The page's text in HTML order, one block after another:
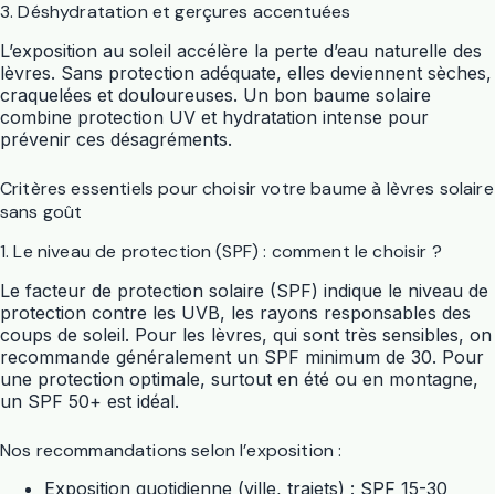
3. Déshydratation et gerçures accentuées
L’exposition au soleil accélère la perte d’eau naturelle des
lèvres. Sans protection adéquate, elles deviennent sèches,
craquelées et douloureuses. Un bon baume solaire
combine protection UV et hydratation intense pour
prévenir ces désagréments.
Critères essentiels pour choisir votre baume à lèvres solaire
sans goût
1. Le niveau de protection (SPF) : comment le choisir ?
Le facteur de protection solaire (SPF) indique le niveau de
protection contre les UVB, les rayons responsables des
coups de soleil. Pour les lèvres, qui sont très sensibles, on
recommande généralement un SPF minimum de 30. Pour
une protection optimale, surtout en été ou en montagne,
un SPF 50+ est idéal.
Nos recommandations selon l’exposition :
Exposition quotidienne (ville, trajets) : SPF 15-30